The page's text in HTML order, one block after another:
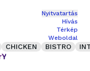
Nyitvatartás
Hívás
Térkép
Weboldal
CHICKEN BISTRO